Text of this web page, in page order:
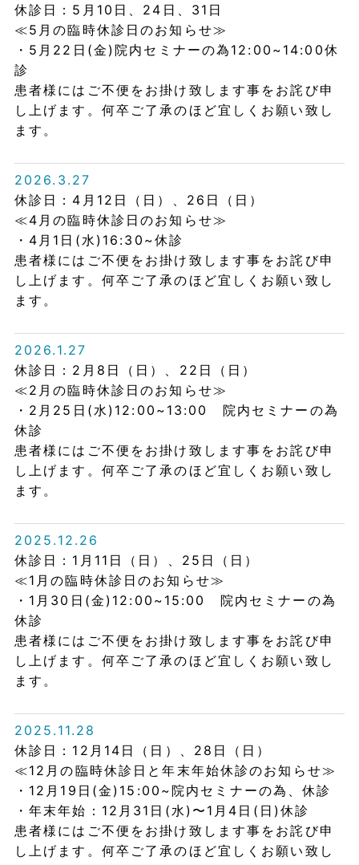
休診日：5月10日、24日、31日
≪5月の臨時休診日のお知らせ≫
・5月22日(金)院内セミナーの為12:00~14:00休
診
患者様にはご不便をお掛け致します事をお詫び申
し上げます。何卒ご了承のほど宜しくお願い致し
ます。
2026.3.27
休診日：4月12日（日）、26日（日）
≪4月の臨時休診日のお知らせ≫
・4月1日(水)16:30~休診
患者様にはご不便をお掛け致します事をお詫び申
し上げます。何卒ご了承のほど宜しくお願い致し
ます。
2026.1.27
休診日：2月8日（日）、22日（日）
≪2月の臨時休診日のお知らせ≫
・2月25日(水)12:00~13:00 院内セミナーの為
休診
患者様にはご不便をお掛け致します事をお詫び申
し上げます。何卒ご了承のほど宜しくお願い致し
ます。
2025.12.26
休診日：1月11日（日）、25日（日）
≪1月の臨時休診日のお知らせ≫
・1月30日(金)12:00~15:00 院内セミナーの為
休診
患者様にはご不便をお掛け致します事をお詫び申
し上げます。何卒ご了承のほど宜しくお願い致し
ます。
2025.11.28
休診日：12月14日（日）、28日（日）
≪12月の臨時休診日と年末年始休診のお知らせ≫
・12月19日(金)15:00~院内セミナーの為、休診
・年末年始：12月31日(水)〜1月4日(日)休診
患者様にはご不便をお掛け致します事をお詫び申
し上げます。何卒ご了承のほど宜しくお願い致し